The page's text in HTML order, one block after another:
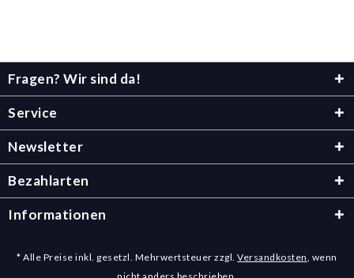
Fragen? Wir sind da!
Service
Newsletter
Bezahlarten
Informationen
* Alle Preise inkl. gesetzl. Mehrwertsteuer zzgl.Versandkosten, wenn